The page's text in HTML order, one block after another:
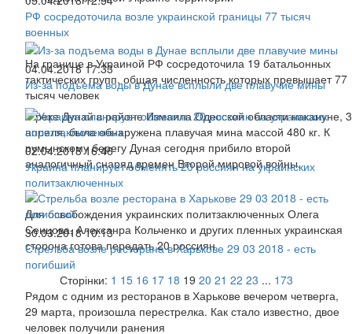
РФ сосредоточила возле украинской границы 77 тысяч
военных
На границе в Украиной РФ сосредоточила 19 батальонных
тактических групп, общая численность которых превышает 77
тысяч человек
04.04.2018 17:33
Из-за подъема воды в Дунае всплыли две плавучие мины
В реке Дунай в районе Измаила Одесской области накануне, 3
апреля, была обнаружена плавучая мина массой 480 кг. К
румынскому берегу Дуная сегодня прибило второй
аналогичный снаряд времен Второй мировой войны.
02.04.2018 16:46
Украина планирует обменять 20 россиян на украинских
политзаключенных
Для освобождения украинских политзаключенных Олега
Сенцова, Алексанра Кольченко и других пленных украинская
сторона готова передать 20 россиян
30.03.2018 10:13
Стрельба возле ресторана в Харькове 29 03 2018 - есть
погибший
Рядом с одним из ресторанов в Харькове вечером четверга,
29 марта, произошла перестрелка. Как стало известно, двое
человек получили ранения
Сторінки: 1 15 16 17 18 19 20 21 22 23 ... 173